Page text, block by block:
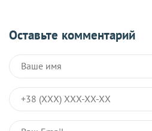
Оставьте комментарий